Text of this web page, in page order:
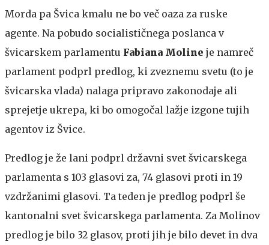
Morda pa Švica kmalu ne bo več oaza za ruske
agente. Na pobudo socialističnega poslanca v
švicarskem parlamentu Fabiana Moline je namreč
parlament podprl predlog, ki zveznemu svetu (to je
švicarska vlada) nalaga pripravo zakonodaje ali
sprejetje ukrepa, ki bo omogočal lažje izgone tujih
agentov iz Švice.
Predlog je že lani podprl državni svet švicarskega
parlamenta s 103 glasovi za, 74 glasovi proti in ​​19
vzdržanimi glasovi. Ta teden je predlog podprl še
kantonalni svet švicarskega parlamenta. Za Molinov
predlog je bilo 32 glasov, proti jih je bilo devet in dva